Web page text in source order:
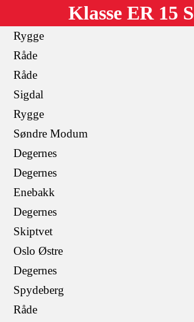
Klasse ER 15
Rygge
Råde
Råde
Sigdal
Rygge
Søndre Modum
Degernes
Degernes
Enebakk
Degernes
Skiptvet
Oslo Østre
Degernes
Spydeberg
Råde